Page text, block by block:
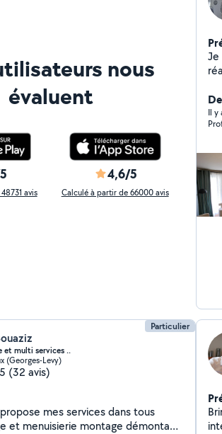
nous
évaluent
avis
4,6/5
Calculé à partir de 66000 avis
Je
Il y
Particulier
et multi services ..
(Georges-Levy)
(32 avis)
mes services dans tous
Brimi